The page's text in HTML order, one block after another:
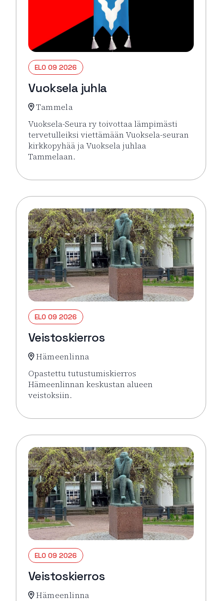
ELO 09 2026
Vuoksela juhla
Tammela
Vuoksela-Seura ry toivottaa lämpimästi
tervetulleiksi viettämään Vuoksela-seuran
kirkkopyhää ja Vuoksela juhlaa
Tammelaan.
ELO 09 2026
Veistoskierros
Hämeenlinna
Opastettu tutustumiskierros
Hämeenlinnan keskustan alueen
veistoksiin.
ELO 09 2026
Veistoskierros
Hämeenlinna